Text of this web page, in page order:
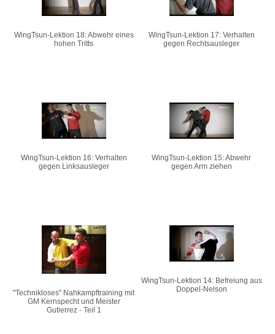
WingTsun-Lektion 18: Abwehr eines
hohen Tritts
WingTsun-Lektion 17: Verhalten
gegen Rechtsausleger
WingTsun-Lektion 16: Verhalten
gegen Linksausleger
WingTsun-Lektion 15: Abwehr
gegen Arm ziehen
"Technikloses" Nahkampftraining mit
GM Kernspecht und Meister
Gutierrez - Teil 1
WingTsun-Lektion 14: Befreiung aus
Doppel-Nelson